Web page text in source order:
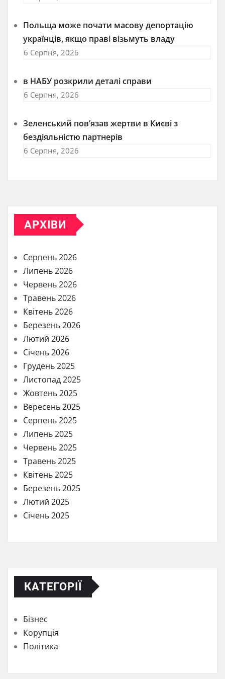
Польща може почати масову депортацію
українців, якщо праві візьмуть владу
6 Серпня, 2026
в НАБУ розкрили деталі справи
6 Серпня, 2026
Зеленський пов’язав жертви в Києві з
бездіяльністю партнерів
6 Серпня, 2026
АРХІВИ
Серпень 2026
Липень 2026
Червень 2026
Травень 2026
Квітень 2026
Березень 2026
Лютий 2026
Січень 2026
Грудень 2025
Листопад 2025
Жовтень 2025
Вересень 2025
Серпень 2025
Липень 2025
Червень 2025
Травень 2025
Квітень 2025
Березень 2025
Лютий 2025
Січень 2025
КАТЕГОРІЇ
Бізнес
Корупція
Політика